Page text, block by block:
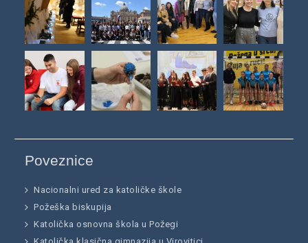
Poveznice
Nacionalni ured za katoličke škole
Požeška biskupija
Katolička osnovna škola u Požegi